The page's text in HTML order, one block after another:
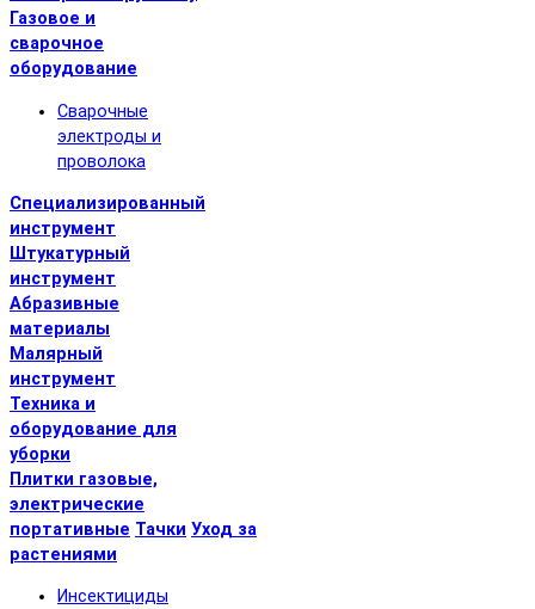
Газовое и
сварочное
оборудование
Сварочные
электроды и
проволока
Специализированный
инструмент
Штукатурный
инструмент
Абразивные
материалы
Малярный
инструмент
Техника и
оборудование для
уборки
Плитки газовые,
электрические
портативные Тачки Уход за
растениями
Инсектициды